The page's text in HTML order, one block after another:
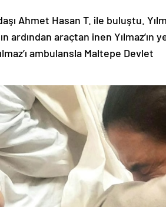
Ahmet Hasan T. ile buluştu.
araçtan inen Yılmaz’ın
ambulansla Maltepe Devlet